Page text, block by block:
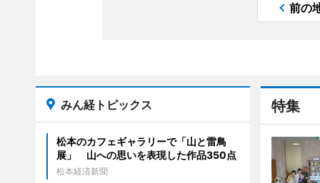
前の
特集
みん経トピックス
松本のカフェギャラリーで「山と雷鳥
展」 山への思いを表現した作品350点
松本経済新聞